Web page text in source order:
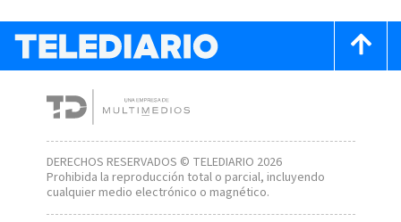
DERECHOS RESERVADOS © TELEDIARIO 2026
Prohibida la reproducción total o parcial, incluyendo
cualquier medio electrónico o magnético.